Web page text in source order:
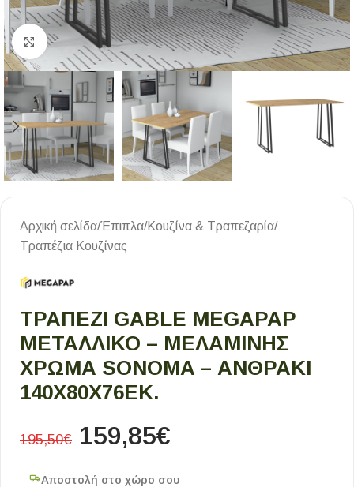
Κλικ για μεγέθυνση
Αρχική σελίδα/Έπιπλα/Κουζίνα & Τραπεζαρία/
Τραπέζια Κουζίνας
ΤΡΑΠΈΖΙ GABLE MEGAPAP
ΜΕΤΑΛΛΙΚΌ – ΜΕΛΑΜΊΝΗΣ
ΧΡΏΜΑ SONOMA – ΑΝΘΡΑΚΊ
140X80X76ΕΚ.
195,50€ 159,85€
Αποστολή στο χώρο σου